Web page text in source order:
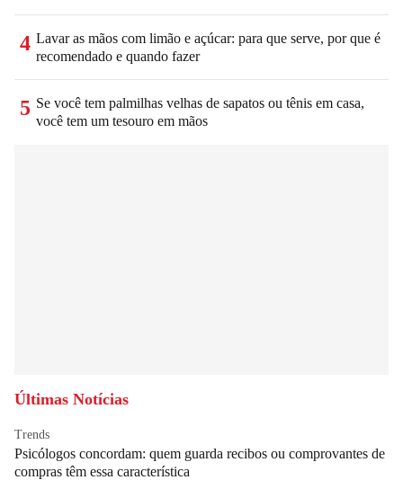
4 Lavar as mãos com limão e açúcar: para que serve, por que é
recomendado e quando fazer
5 Se você tem palmilhas velhas de sapatos ou tênis em casa,
você tem um tesouro em mãos
Últimas Notícias
Trends
Psicólogos concordam: quem guarda recibos ou comprovantes de
compras têm essa característica